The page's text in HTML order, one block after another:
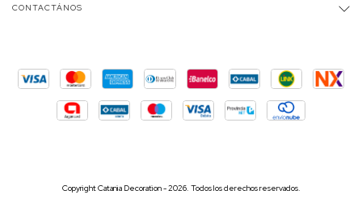
CONTACTÁNOS
Copyright Catania Decoration - 2026. Todos los derechos reservados.